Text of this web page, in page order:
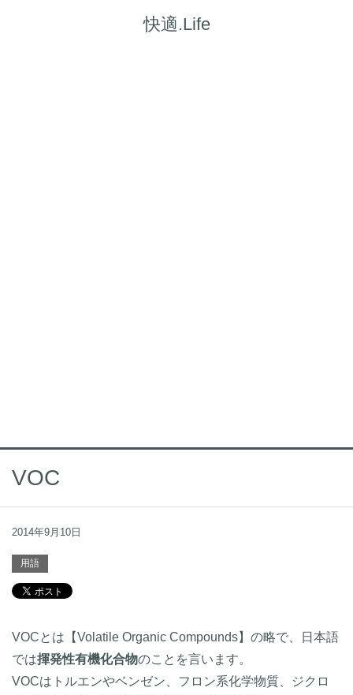
快適.Life
VOC
2014年9月10日
用語
VOCとは【Volatile Organic Compounds】の略で、日本語
では揮発性有機化合物のことを言います。
VOCはトルエンやベンゼン、フロン系化学物質、ジクロ